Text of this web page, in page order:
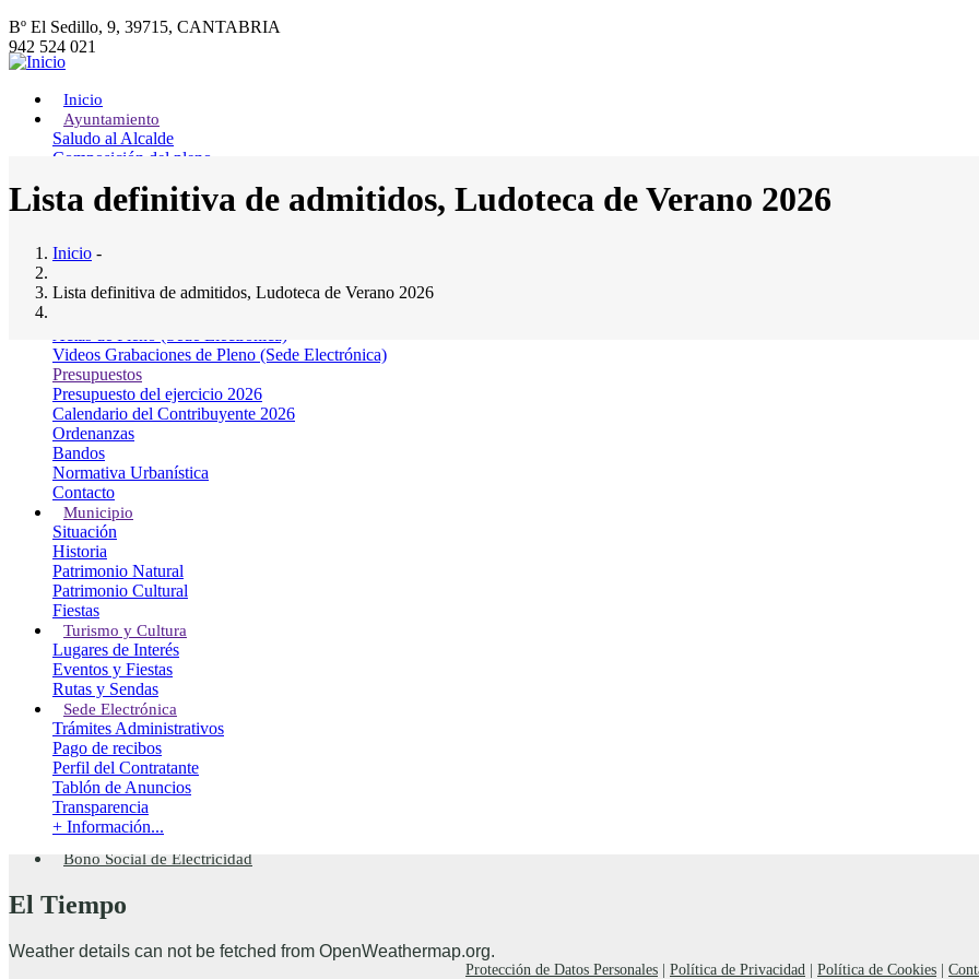
Pasar
al
contenido
Bº El Sedillo, 9, 39715, CANTABRIA
942 524 021
942 524 061
Buscador
Buscar
Main
navigation
Inicio
Ayuntamiento
Saludo al Alcalde
Composición del pleno
Comisiones Informativas
Servicios Municipales
Noticias
Actas Municipales
Videos Grabaciones de Pleno (Sede Electrónica)
Presupuestos
Presupuesto del ejercicio 2026
Calendario del Contribuyente 2026
Ordenanzas
Bandos
Normativa Urbanística
Contacto
Municipio
Situación
Historia
Patrimonio Natural
Patrimonio Cultural
Fiestas
Turismo y Cultura
Lugares de Interés
Eventos y Fiestas
Rutas y Sendas
Sede Electrónica
Trámites Administrativos
Pago de recibos
Perfil del Contratante
Tablón de Anuncios
Transparencia
+ Información...
Lista definitiva de admitidos, Ludoteca de Verano 2026
Inicio -
Lista definitiva de admitidos, Ludoteca de Verano 2026
Lista definitiva de admitidos, Ludoteca de Verano 2026
June 19, 2026
Localización
Bº El Sedillo, 9, 39715
Entrambasaguas
CANTABRIA
Tel: (+34) 942 524 021
Fax: (+34) 942 524 061
entrambasaguas@entrambasaguas.org
Menu
Noticias
Calendario del Contribuyente 2026
Normativa Urbanística
Calendario Punto Limpio Móvil 2026
Bono Social de Electricidad
El Tiempo
Weather details can not be fetched from OpenWeathermap.org.
Protección de Datos Personales Política de Privacidad Política de Cookies